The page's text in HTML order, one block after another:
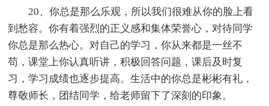
20、你总是那么乐观，所以我们很难从你的脸上看
到愁容。你有着强烈的正义感和集体荣誉心，对待同学
你总是那么热心。对自己的学习，你从来都是一丝不
苟，课堂上你认真听讲，积极回答问题，课后及时复
习，学习成绩也逐步提高。生活中的你总是彬彬有礼，
尊敬师长，团结同学，给老师留下了深刻的印象。